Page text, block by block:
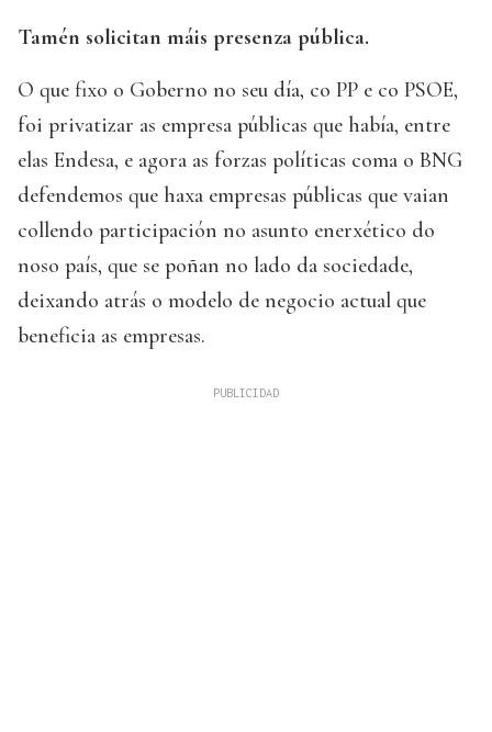
Tamén solicitan máis presenza pública.
O que fixo o Goberno no seu día, co PP e co PSOE,
foi privatizar as empresa públicas que había, entre
elas Endesa, e agora as forzas políticas coma o BNG
defendemos que haxa empresas públicas que vaian
collendo participación no asunto enerxético do
noso país, que se poñan no lado da sociedade,
deixando atrás o modelo de negocio actual que
beneficia as empresas.